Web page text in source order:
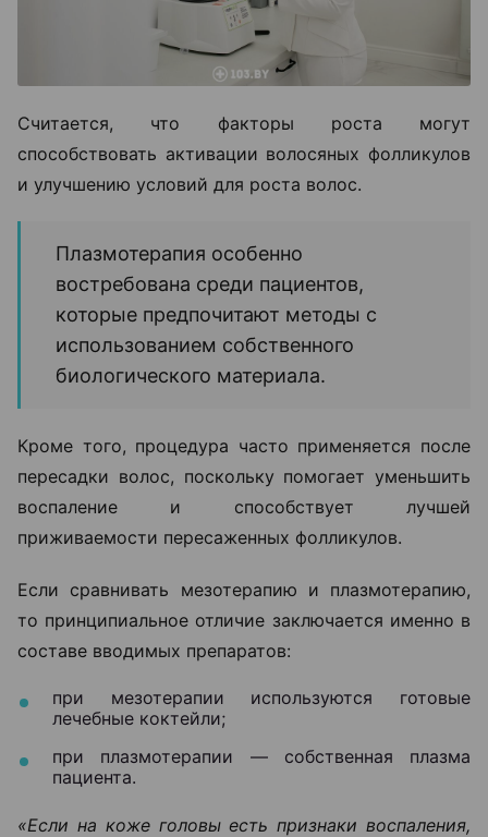
Считается, что факторы роста могут
способствовать активации волосяных фолликулов
и улучшению условий для роста волос.
Плазмотерапия особенно
востребована среди пациентов,
которые предпочитают методы с
использованием собственного
биологического материала.
Кроме того, процедура часто применяется после
пересадки волос, поскольку помогает уменьшить
воспаление и способствует лучшей
приживаемости пересаженных фолликулов.
Если сравнивать мезотерапию и плазмотерапию,
то принципиальное отличие заключается именно в
составе вводимых препаратов:
при мезотерапии используются готовые
лечебные коктейли;
при плазмотерапии — собственная плазма
пациента.
«Если на коже головы есть признаки воспаления,